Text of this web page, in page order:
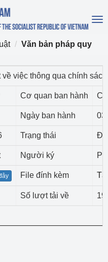
Văn bản pháp quy
về việc thông qua chính
Cơ quan ban hành
Ngày ban hành
Trạng thái Đã
Người ký
File đính kèm
Số lượt tải về 19